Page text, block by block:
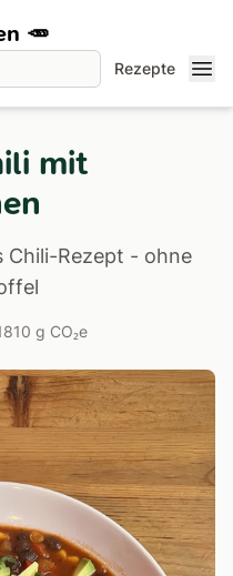
Rezepte
🥕
mit
Chili-Rezept - ohne
g CO₂e